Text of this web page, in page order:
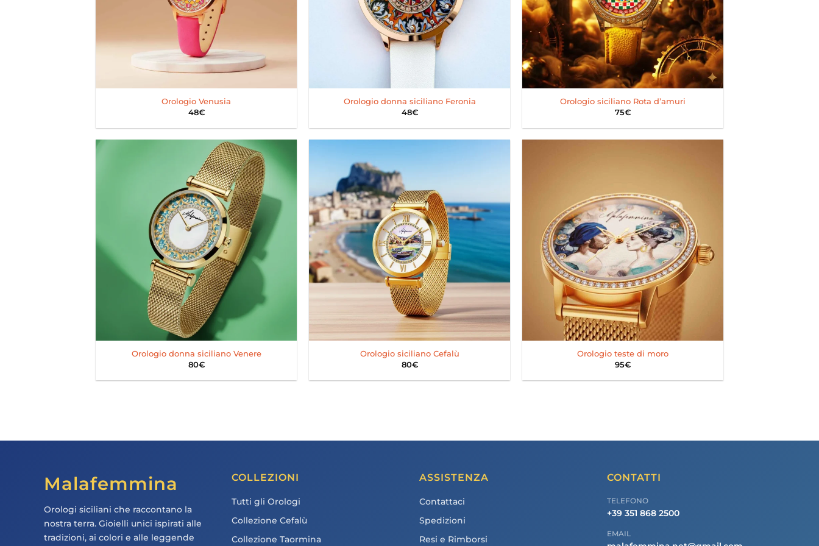
Orologio Venusia
48€
Orologio donna siciliano Feronia
48€
Orologio siciliano Rota d’amuri
75€
Orologio donna siciliano Venere
80€
Orologio siciliano Cefalù
80€
Orologio teste di moro
95€
Malafemmina
Orologi siciliani che raccontano la
nostra terra. Gioielli unici ispirati alle
tradizioni, ai colori e alle leggende
COLLEZIONI
Tutti gli Orologi
Collezione Cefalù
Collezione Taormina
ASSISTENZA
Contattaci
Spedizioni
Resi e Rimborsi
CONTATTI
TELEFONO
+39 351 868 2500
EMAIL